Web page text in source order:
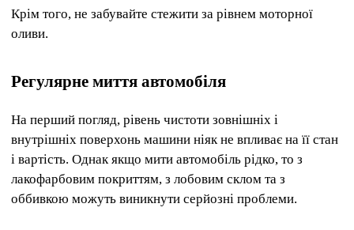
Крім того, не забувайте стежити за рівнем моторної
оливи.
Регулярне миття автомобіля
На перший погляд, рівень чистоти зовнішніх і
внутрішніх поверхонь машини ніяк не впливає на її стан
і вартість. Однак якщо мити автомобіль рідко, то з
лакофарбовим покриттям, з лобовим склом та з
оббивкою можуть виникнути серйозні проблеми.